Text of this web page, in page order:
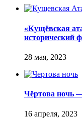
«Кущёвская
исторический
Чёртова ночь